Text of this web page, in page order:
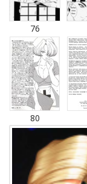
76
80